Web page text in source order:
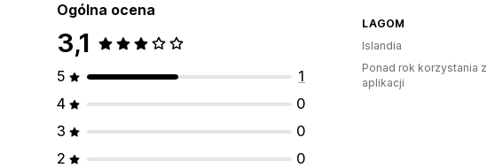
Ogólna ocena
3,1
5
1
4
0
3
0
2
0
LAGOM
Islandia
Ponad rok korzystania z
aplikacji